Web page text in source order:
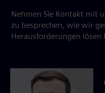
Nehmen Sie Kontakt mit
zu besprechen, wie wir
Herausforderungen lösen